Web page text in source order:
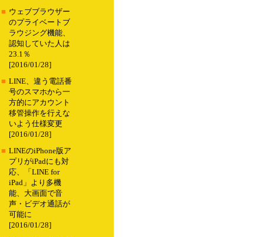
■ ウェブブラウザー
のプライベートブ
ラウジング機能、
認知していた人は
23.1％
[2016/01/28]
■ LINE、違う電話番
号のスマホから一
方的にアカウント
移管操作を行えな
いよう仕様変更
[2016/01/28]
■ LINEのiPhone版ア
プリがiPadにも対
応、「LINE for
iPad」より多機
能、大画面で音
声・ビデオ通話が
可能に
[2016/01/28]